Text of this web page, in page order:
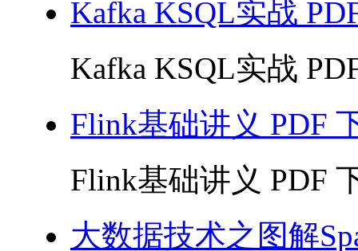
Kafka KSQL实战
Kafka KSQL实战
Flink基础讲义 PDF
Flink基础讲义 PDF
大数据技术之图解